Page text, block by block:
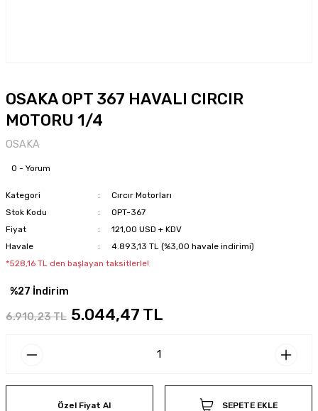
OSAKA OPT 367 HAVALI CIRCIR
MOTORU 1/4
OSAKA
0 - Yorum
Kategori
Cırcır Motorları
Stok Kodu
OPT-367
Fiyat
121,00 USD + KDV
Havale
4.893,13 TL (%3,00 havale indirimi)
*528,16 TL den başlayan taksitlerle!
%27 İndirim
6.910,23 TL 5.044,47 TL
Özel Fiyat Al SEPETE EKLE